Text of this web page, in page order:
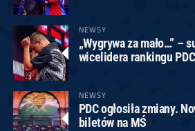
NEWSY
„Wygrywa za mało…” –
wicelidera rankingu PDC
NEWSY
PDC ogłosiła zmiany.
biletów na MŚ